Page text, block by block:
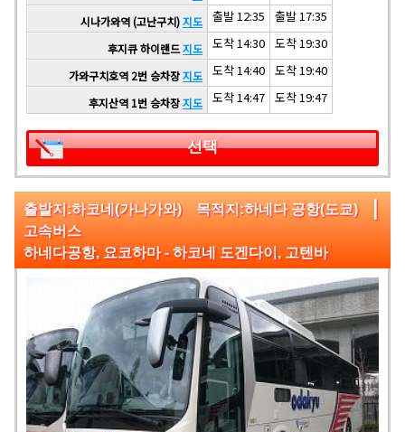
시나가와역 (고난구치)지도 출발 12:35 출발 17:35
후지큐 하이랜드지도 도착 14:30 도착 19:30
가와구치호역 2번 승차장지도 도착 14:40 도착 19:40
후지산역 1번 승차장지도 도착 14:47 도착 19:47
선택
출발지:하코네(가나가와) 목적지:하네다 공항(도쿄) |
고속버스
하네다공항, 요코하마 - 하코네 도겐다이, 고텐바